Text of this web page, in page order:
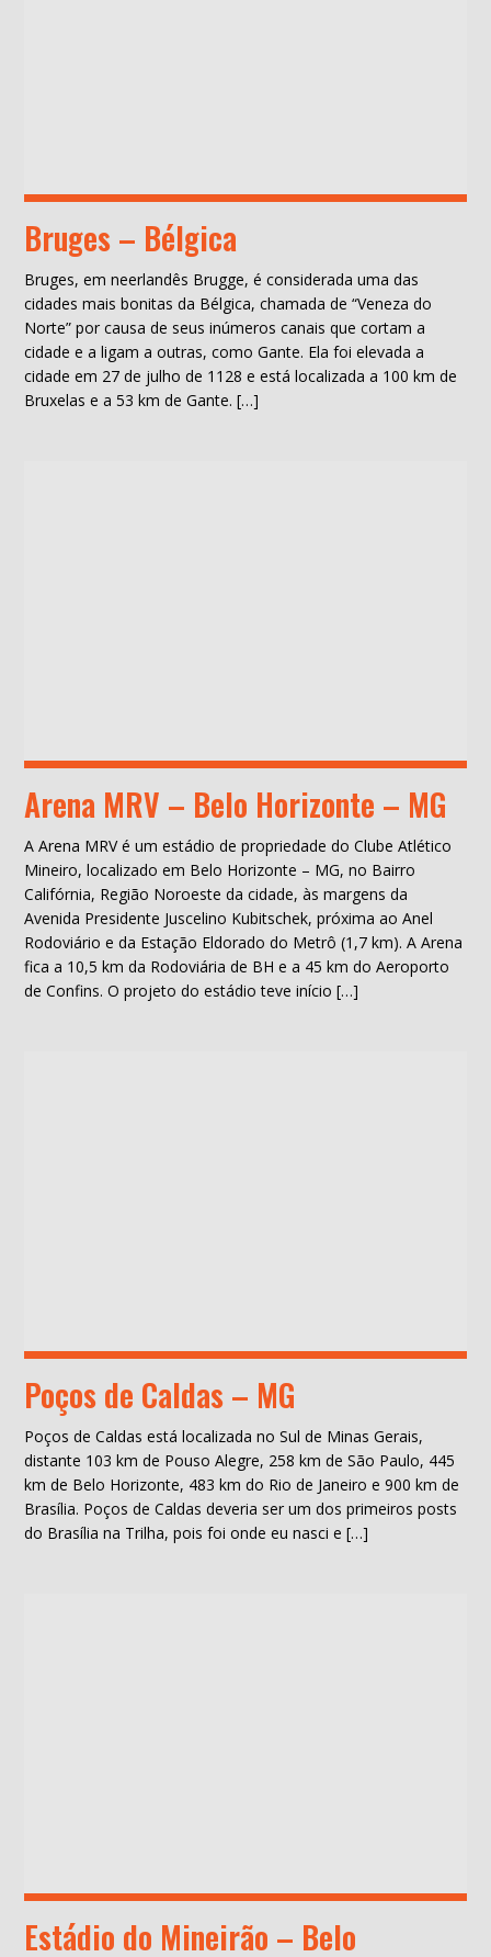
Bruges – Bélgica
Bruges, em neerlandês Brugge, é considerada uma das
cidades mais bonitas da Bélgica, chamada de “Veneza do
Norte” por causa de seus inúmeros canais que cortam a
cidade e a ligam a outras, como Gante. Ela foi elevada a
cidade em 27 de julho de 1128 e está localizada a 100 km de
Bruxelas e a 53 km de Gante. […]
Arena MRV – Belo Horizonte – MG
A Arena MRV é um estádio de propriedade do Clube Atlético
Mineiro, localizado em Belo Horizonte – MG, no Bairro
Califórnia, Região Noroeste da cidade, às margens da
Avenida Presidente Juscelino Kubitschek, próxima ao Anel
Rodoviário e da Estação Eldorado do Metrô (1,7 km). A Arena
fica a 10,5 km da Rodoviária de BH e a 45 km do Aeroporto
de Confins. O projeto do estádio teve início […]
Poços de Caldas – MG
Poços de Caldas está localizada no Sul de Minas Gerais,
distante 103 km de Pouso Alegre, 258 km de São Paulo, 445
km de Belo Horizonte, 483 km do Rio de Janeiro e 900 km de
Brasília. Poços de Caldas deveria ser um dos primeiros posts
do Brasília na Trilha, pois foi onde eu nasci e […]
Estádio do Mineirão – Belo